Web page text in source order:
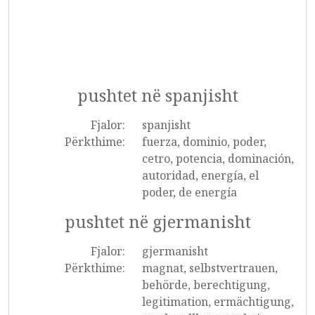
pushtet në spanjisht
Fjalor:
spanjisht
Përkthime:
fuerza, dominio, poder,
cetro, potencia, dominación,
autoridad, energía, el
poder, de energía
pushtet në gjermanisht
Fjalor:
gjermanisht
Përkthime:
magnat, selbstvertrauen,
behörde, berechtigung,
legitimation, ermächtigung,